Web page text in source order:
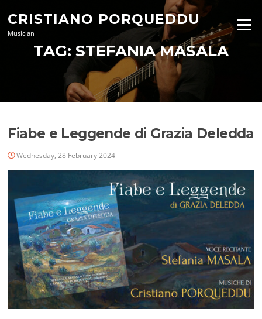
content
CRISTIANO PORQUEDDU
Musician
Menu
TAG: STEFANIA MASALA
Fiabe e Leggende di Grazia Deledda
Wednesday, 28 February 2024